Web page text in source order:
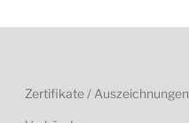
Zertifikate / Auszeichnungen